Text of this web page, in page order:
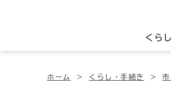
くら
ホーム くらし・手続き